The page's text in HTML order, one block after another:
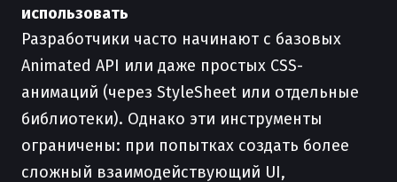
использовать
Разработчики часто начинают с базовых
Animated API или даже простых CSS-
анимаций (через StyleSheet или отдельные
библиотеки). Однако эти инструменты
ограничены: при попытках создать более
сложный взаимодействующий UI,